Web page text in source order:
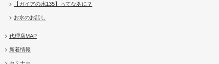
【ガイアの水135】ってなあに？
お水のお話し
代理店MAP
新着情報
セミナー